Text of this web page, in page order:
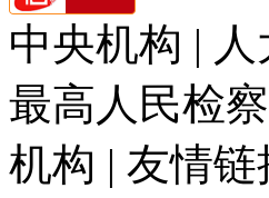
中央机构 |
最高人民检
机构 | 友情链